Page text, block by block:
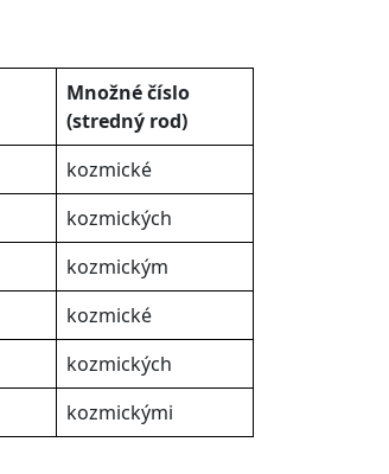
Množné číslo
(stredný rod)
kozmické
kozmických
kozmickým
kozmické
kozmických
kozmickými